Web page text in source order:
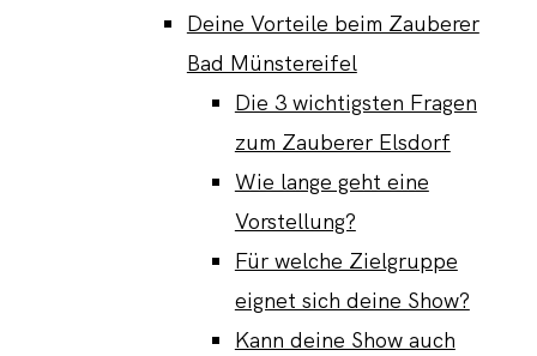
Deine Vorteile beim Zauberer
Bad Münstereifel
Die 3 wichtigsten Fragen
zum Zauberer Elsdorf
Wie lange geht eine
Vorstellung?
Für welche Zielgruppe
eignet sich deine Show?
Kann deine Show auch